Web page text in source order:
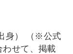
身） （※公式
せて、掲載